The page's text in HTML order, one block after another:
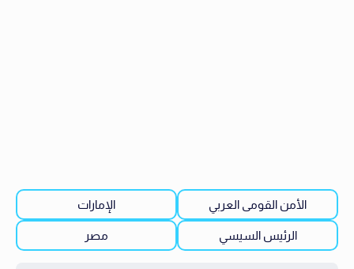
الأمن القومى العربي الإمارات
الرئيس السيسي مصر